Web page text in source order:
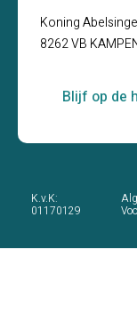
Koning
8262 VB
Blijf op de
K.v.K:
01170129